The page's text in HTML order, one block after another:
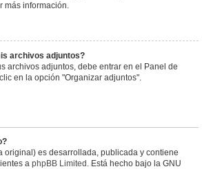
más información.
archivos adjuntos?
archivos adjuntos, debe entrar en el Panel de
en la opción "Organizar adjuntos".
original) es desarrollada, publicada y contiene
a phpBB Limited . Está hecho bajo la GNU